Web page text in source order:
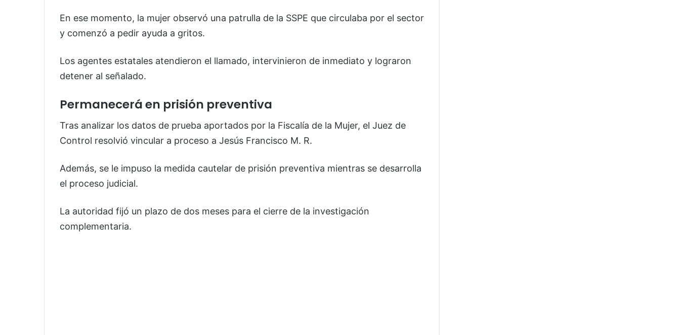
En ese momento, la mujer observó una patrulla de la SSPE que circulaba por el sector
y comenzó a pedir ayuda a gritos.
Los agentes estatales atendieron el llamado, intervinieron de inmediato y lograron
detener al señalado.
Permanecerá en prisión preventiva
Tras analizar los datos de prueba aportados por la Fiscalía de la Mujer, el Juez de
Control resolvió vincular a proceso a Jesús Francisco M. R.
Además, se le impuso la medida cautelar de prisión preventiva mientras se desarrolla
el proceso judicial.
La autoridad fijó un plazo de dos meses para el cierre de la investigación
complementaria.